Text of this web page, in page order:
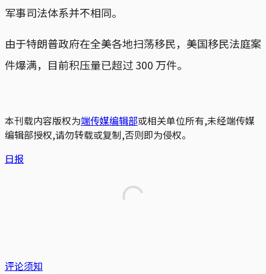
军事司法体系并不相同。
由于特朗普政府在全美各地扫荡移民，美国移民法庭案
件爆满，目前积压量已超过 300 万件。
本刊载内容版权为端传媒编辑部或相关单位所有,未经端传媒
编辑部授权,请勿转载或复制,否则即为侵权。
日报
评论须知